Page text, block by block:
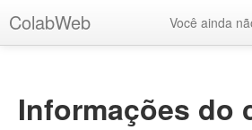
ColabWeb Você ainda
Informações do